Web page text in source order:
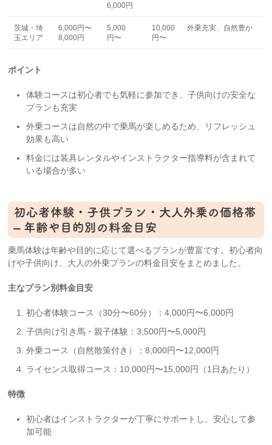
6,000円
茨城・埼
玉エリア
6,000円〜
8,000円
5,000
円〜
10,000
円〜
外乗充実、自然豊か
ポイント
体験コースは初心者でも気軽に参加でき、子供向けの安全な
プランも充実
外乗コースは自然の中で乗馬が楽しめるため、リフレッシュ
効果も高い
料金には装具レンタルやインストラクター指導料が含まれて
いる場合が多い
初心者体験・子供プラン・大人外乗の価格帯
– 年齢や目的別の料金目安
乗馬体験は年齢や目的に応じて選べるプランが豊富です。初心者向
けや子供向け、大人の外乗プランの料金目安をまとめました。
主なプラン別料金目安
初心者体験コース（30分〜60分）：4,000円〜6,000円
子供向け引き馬・親子体験：3,500円〜5,000円
外乗コース（自然散策付き）：8,000円〜12,000円
ライセンス取得コース：10,000円〜15,000円（1日あたり）
特徴
初心者はインストラクターが丁寧にサポートし、安心して参
加可能